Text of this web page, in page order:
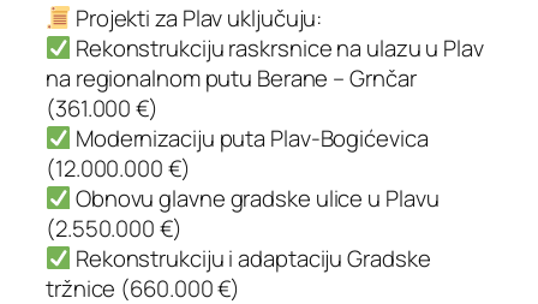
Projekti za Plav uključuju:
Rekonstrukciju raskrsnice na ulazu u Plav
na regionalnom putu Berane – Grnčar
(361.000 €)
Modernizaciju puta Plav-Bogićevica
(12.000.000 €)
Obnovu glavne gradske ulice u Plavu
(2.550.000 €)
Rekonstrukciju i adaptaciju Gradske
tržnice (660.000 €)